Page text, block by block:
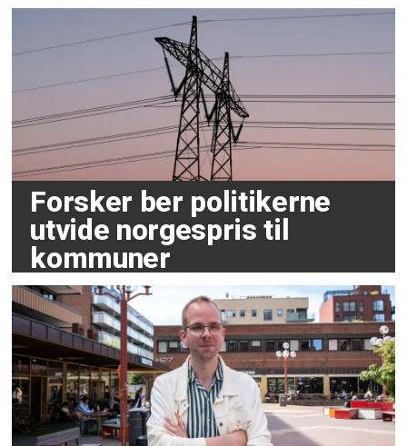
Forsker ber politikerne
utvide norgespris til
kommuner